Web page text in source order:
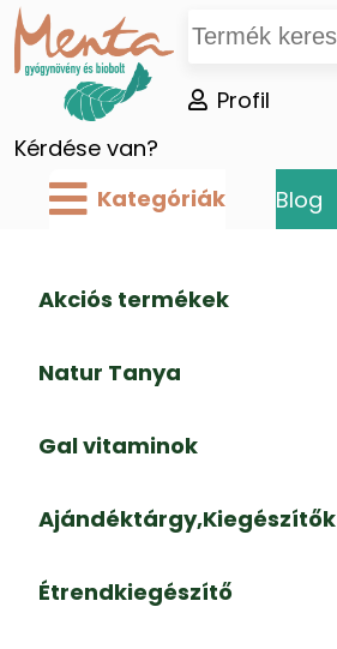
Kérdése van?
Profil
Kategóriák Blog
Akciós termékek
Natur Tanya
Gal vitaminok
Ajándéktárgy,Kiegészítők
Étrendkiegészítő